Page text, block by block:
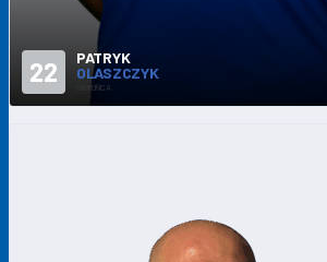
22
PATRYK
OLASZCZYK
OBROŃCA